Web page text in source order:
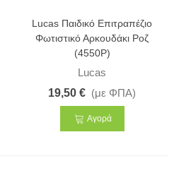
Lucas Παιδικό Επιτραπέζιο
Φωτιστικό Αρκουδάκι Ροζ
(4550P)
Lucas
19,50 € (με ΦΠΑ)
Αγορά